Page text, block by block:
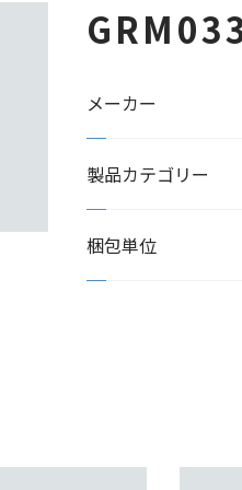
メーカー
製品カテゴリー
梱包単位